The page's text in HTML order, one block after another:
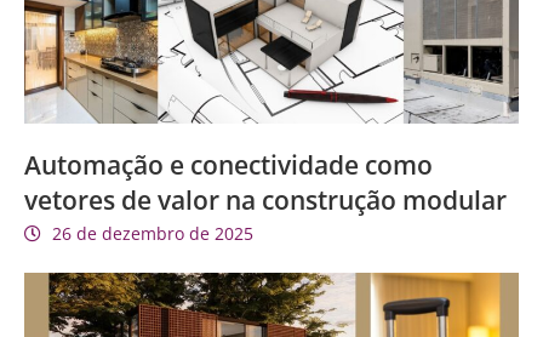
Automação e conectividade como
vetores de valor na construção modular
26 de dezembro de 2025